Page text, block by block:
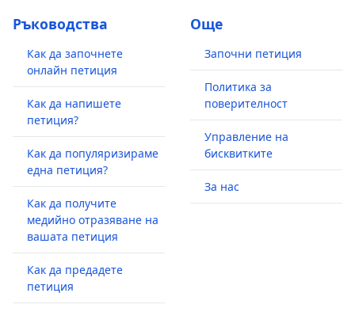
Ръководства
Как да започнете
онлайн петиция
Как да напишете
петиция?
Как да популяризираме
една петиция?
Как да получите
медийно отразяване на
вашата петиция
Как да предадете
петиция
Още
Започни петиция
Политика за
поверителност
Управление на
бисквитките
За нас